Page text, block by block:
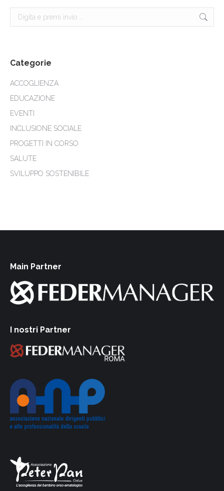
Cerca:
Categorie
ACCOGLIENZA
EDUCAZIONE
EVENTI
INCLUSIONE SOCIALE
PROGETTI IN CORSO
SALUTE
SVILUPPO SOSTENIBILE
Main Partner
I nostri Partner